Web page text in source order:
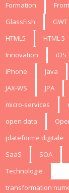
Formation
GlassFish
GWT
HTML5
HTML 5
Innovation
iOS
iPhone
Java
JAX-WS
JPA
micro-services
open data
plateforme digitale
SaaS
SOA
Technologie
transformation